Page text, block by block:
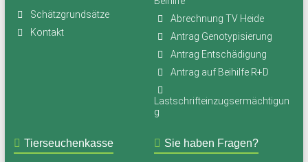
Schätzgrundsätze
Kontakt
Abrechnung TV Heide
Antrag Genotypisierung
Antrag Entschädigung
Antrag auf Beihilfe R+D
Lastschrifteinzugsermächtigun
g
Tierseuchenkasse Sie haben Fragen?